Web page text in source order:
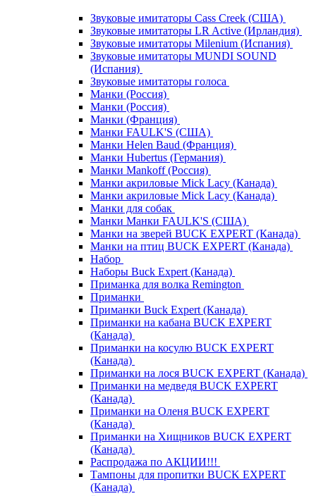
Звуковые имитаторы Cass Creek (США)
Звуковые имитаторы LR Active (Ирландия)
Звуковые имитаторы Milenium (Испания)
Звуковые имитаторы MUNDI SOUND
(Испания)
Звуковые имитаторы голоса
Манки (Россия)
Манки (Россия)
Манки (Франция)
Манки FAULK'S (США)
Манки Helen Baud (Франция)
Манки Hubertus (Германия)
Манки Mankoff (Россия)
Манки акриловые Mick Lacy (Канада)
Манки акриловые Mick Lacy (Канада)
Манки для собак
Манки Манки FAULK'S (США)
Манки на зверей BUCK EXPERT (Канада)
Манки на птиц BUCK EXPERT (Канада)
Набор
Наборы Buck Expert (Канада)
Приманка для волка Remington
Приманки
Приманки Buck Expert (Канада)
Приманки на кабана BUCK EXPERT
(Канада)
Приманки на косулю BUCK EXPERT
(Канада)
Приманки на лося BUCK EXPERT (Канада)
Приманки на медведя BUCK EXPERT
(Канада)
Приманки на Оленя BUCK EXPERT
(Канада)
Приманки на Хищников BUCK EXPERT
(Канада)
Распродажа по АКЦИИ!!!
Тампоны для пропитки BUCK EXPERT
(Канада)